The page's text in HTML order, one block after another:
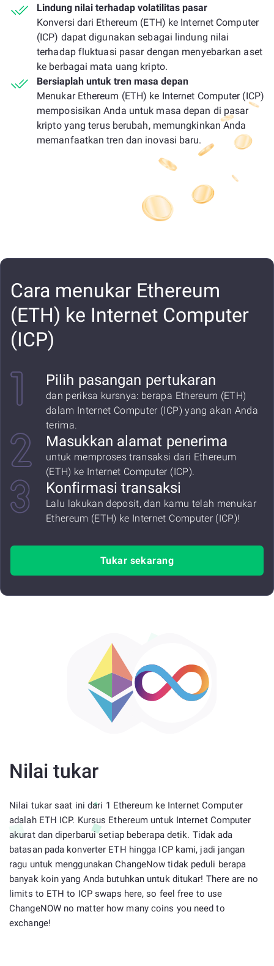
Lindung nilai terhadap volatilitas pasar
Konversi dari Ethereum (ETH) ke Internet Computer
(ICP) dapat digunakan sebagai lindung nilai
terhadap fluktuasi pasar dengan menyebarkan aset
ke berbagai mata uang kripto.
Bersiaplah untuk tren masa depan
Menukar Ethereum (ETH) ke Internet Computer (ICP)
memposisikan Anda untuk masa depan di pasar
kripto yang terus berubah, memungkinkan Anda
memanfaatkan tren dan inovasi baru.
Cara menukar Ethereum
(ETH) ke Internet Computer
(ICP)
Pilih pasangan pertukaran
dan periksa kursnya: berapa Ethereum (ETH)
dalam Internet Computer (ICP) yang akan Anda
terima.
Masukkan alamat penerima
untuk memproses transaksi dari Ethereum
(ETH) ke Internet Computer (ICP).
Konfirmasi transaksi
Lalu lakukan deposit, dan kamu telah menukar
Ethereum (ETH) ke Internet Computer (ICP)!
Tukar sekarang
Nilai tukar
Nilai tukar saat ini dari 1 Ethereum ke Internet Computer
adalah ETH ICP. Kursus Ethereum untuk Internet Computer
akurat dan diperbarui setiap beberapa detik. Tidak ada
batasan pada konverter ETH hingga ICP kami, jadi jangan
ragu untuk menggunakan ChangeNow tidak peduli berapa
banyak koin yang Anda butuhkan untuk ditukar! There are no
limits to ETH to ICP swaps here, so feel free to use
ChangeNOW no matter how many coins you need to
exchange!